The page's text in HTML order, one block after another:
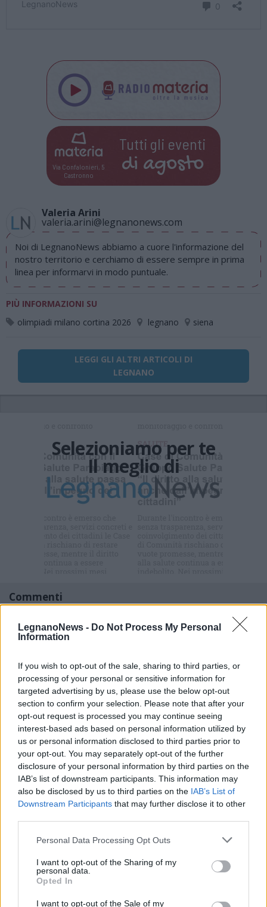
LegnanoNews - Do Not Process My Personal
Information
If you wish to opt-out of the sale, sharing to third parties, or
processing of your personal or sensitive information for
targeted advertising by us, please use the below opt-out
section to confirm your selection. Please note that after your
opt-out request is processed you may continue seeing
interest-based ads based on personal information utilized by
us or personal information disclosed to third parties prior to
your opt-out. You may separately opt-out of the further
disclosure of your personal information by third parties on the
IAB’s list of downstream participants. This information may
also be disclosed by us to third parties on the IAB’s List of
Downstream Participants that may further disclose it to other
Personal Data Processing Opt Outs
I want to opt-out of the Sharing of my
personal data.
Opted In
I want to opt-out of the Sale of my
Via Confalonieri, 5
Castronno
Tutti gli eventi
di agosto
Valeria Arini
valeria.arini@legnanonews.com
Noi di LegnanoNews abbiamo a cuore l'informazione del
nostro territorio e cerchiamo di essere sempre in prima
linea per informarvi in modo puntuale.
PIÙ INFORMAZIONI SU
olimpiadi milano cortina 2026
legnano siena
LEGGI GLI ALTRI ARTICOLI DI
LEGNANO
Selezioniamo per te
Il meglio di
Iscriviti alla
Commenti
per commentare questo
articolo.
L'email è richiesta ma non verrà mostrata ai visitatori. Il contenuto di questo
commenti non sono testi giornalistici, ma post inviati dai singoli lettori che
possono essere automaticamente pubblicati senza filtro preventivo. I commenti
che includano uno o più link a siti esterni verranno rimossi in automatico dal
sistema.